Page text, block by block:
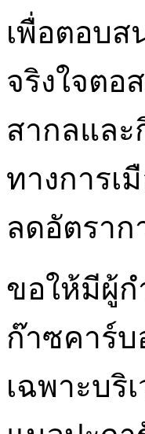
เพื่อตอบส
จริงใจตอ
สากลและ
ทางการเ
ลดอัตราก
ขอให้มีผู้
ก๊าซคาร์
เฉพาะบริ